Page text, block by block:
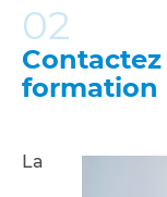
02
formation
La